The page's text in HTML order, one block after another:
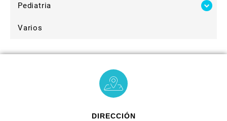
Pediatria
Varios
DIRECCIÓN